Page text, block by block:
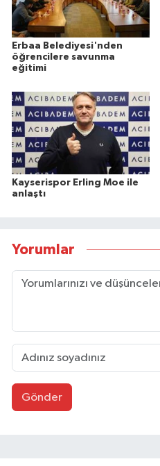
Erbaa Belediyesi'nden
öğrencilere savunma
eğitimi
Kayserispor Erling Moe ile
anlaştı
Yorumlar
Gönder